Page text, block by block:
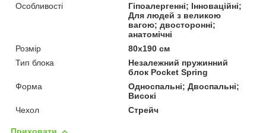
Особливості
Гіпоалергенні; Інноваційні;
Для людей з великою
вагою; двосторонні;
анатомічні
Розмір
80x190 см
Тип блока
Незалежний пружинний
блок Pocket Spring
Форма
Односпальні; Двоспальні;
Високі
Чехол
Стрейч
Приховати